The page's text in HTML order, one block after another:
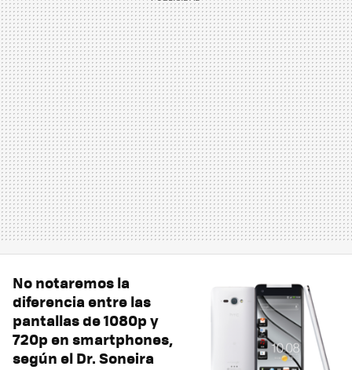
No notaremos la
diferencia entre las
pantallas de 1080p y
720p en smartphones,
según el Dr. Soneira